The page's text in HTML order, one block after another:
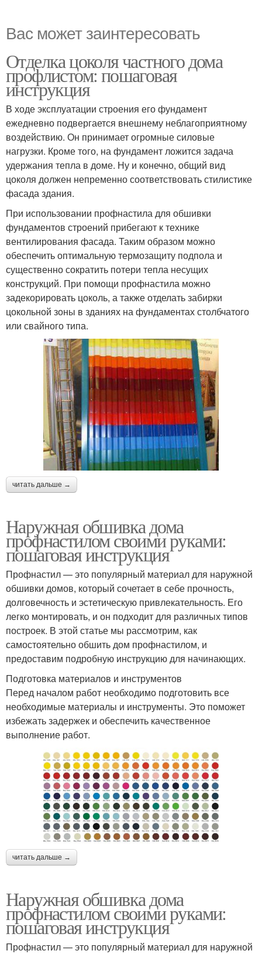
Вас может заинтересовать
Отделка цоколя частного дома
профлистом: пошаговая
инструкция
В ходе эксплуатации строения его фундамент
ежедневно подвергается внешнему неблагоприятному
воздействию. Он принимает огромные силовые
нагрузки. Кроме того, на фундамент ложится задача
удержания тепла в доме. Ну и конечно, общий вид
цоколя должен непременно соответствовать стилистике
фасада здания.
При использовании профнастила для обшивки
фундаментов строений прибегают к технике
вентилирования фасада. Таким образом можно
обеспечить оптимальную термозащиту подпола и
существенно сократить потери тепла несущих
конструкций. При помощи профнастила можно
задекорировать цоколь, а также отделать забирки
цокольной зоны в зданиях на фундаментах столбчатого
или свайного типа.
читать дальше →
Наружная обшивка дома
профнастилом своими руками:
пошаговая инструкция
Профнастил — это популярный материал для наружной
обшивки домов, который сочетает в себе прочность,
долговечность и эстетическую привлекательность. Его
легко монтировать, и он подходит для различных типов
построек. В этой статье мы рассмотрим, как
самостоятельно обшить дом профнастилом, и
предоставим подробную инструкцию для начинающих.
Подготовка материалов и инструментов
Перед началом работ необходимо подготовить все
необходимые материалы и инструменты. Это поможет
избежать задержек и обеспечить качественное
выполнение работ.
читать дальше →
Наружная обшивка дома
профнастилом своими руками:
пошаговая инструкция
Профнастил — это популярный материал для наружной